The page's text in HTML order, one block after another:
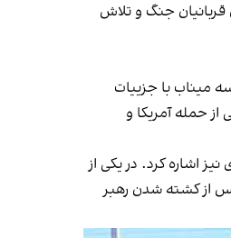
جنگ و تلاش
میناب با جزییات
حمله آمریکا و
اشاره کرد. در یکی از
از کشته شدن رهبر